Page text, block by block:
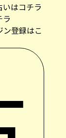
はコチラ
ン登録はこ